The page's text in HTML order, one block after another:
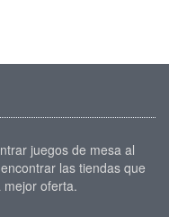
juegos de mesa al
las tiendas que
oferta.